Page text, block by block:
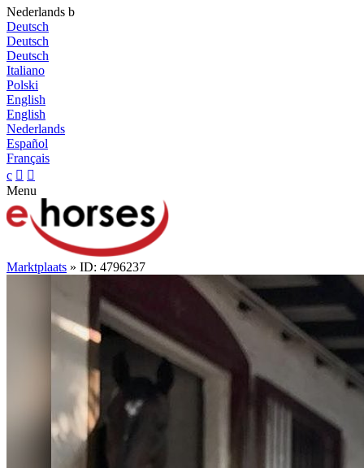
Nederlands b
Deutsch
Deutsch
Deutsch
Italiano
Polski
English
English
Nederlands
Español
Français
c  
Menu
Marktplaats » ID: 4796237